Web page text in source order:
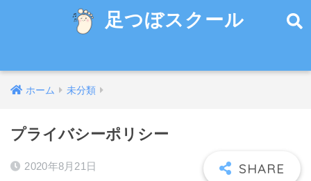
足つぼスクール
ホーム 未分類
プライバシーポリシー
2020年8月21日